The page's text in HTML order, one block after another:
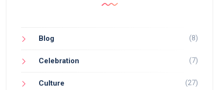
Blog (8)
Celebration (7)
Culture (27)